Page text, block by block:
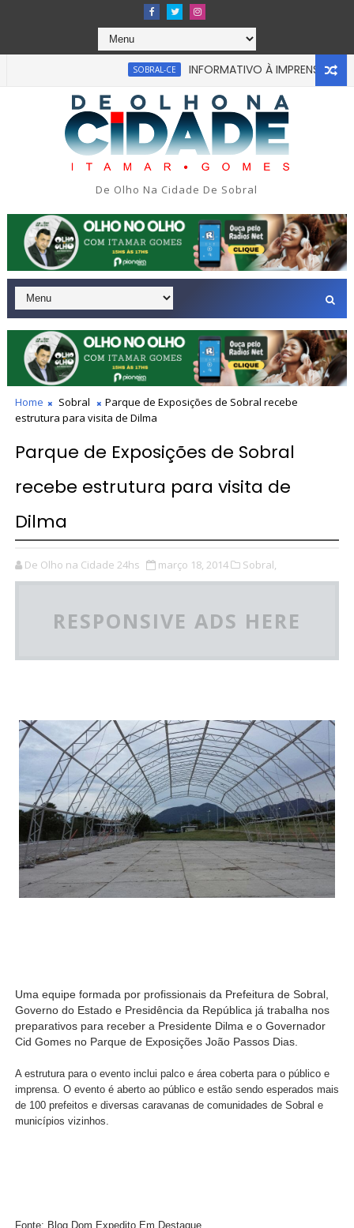
SOBRAL-CE INFORMATIVO À IMPRENSA
em tragédia na tarde da última segunda-feira 13/07/2026 na
De Olho Na Cidade De Sobral
Home Sobral
Parque de Exposições de Sobral recebe
estrutura para visita de Dilma
Parque de Exposições de Sobral
recebe estrutura para visita de
Dilma
De Olho na Cidade 24hs março 18, 2014 Sobral,
RESPONSIVE ADS HERE
Uma equipe formada por profissionais da Prefeitura de Sobral,
Governo do Estado e Presidência da República já trabalha nos
preparativos para receber a Presidente Dilma e o Governador
Cid Gomes no Parque de Exposições João Passos Dias.
A estrutura para o evento inclui palco e área coberta para o público e
imprensa. O evento é aberto ao público e estão sendo esperados mais
de 100 prefeitos e diversas caravanas de comunidades de Sobral e
municípios vizinhos.
Fonte: Blog Dom Expedito Em Destaque